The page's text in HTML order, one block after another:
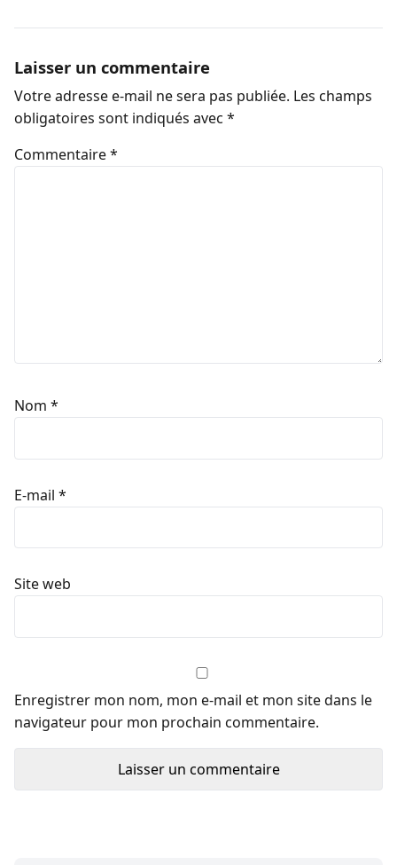
Laisser un commentaire
Votre adresse e-mail ne sera pas publiée. Les champs
obligatoires sont indiqués avec *
Commentaire*
Nom *
E-mail *
Site web
Enregistrer mon nom, mon e-mail et mon site dans le
navigateur pour mon prochain commentaire.